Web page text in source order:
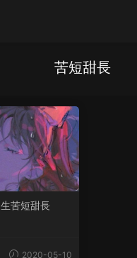
苦短甜長
苦短甜長
2020-05-10